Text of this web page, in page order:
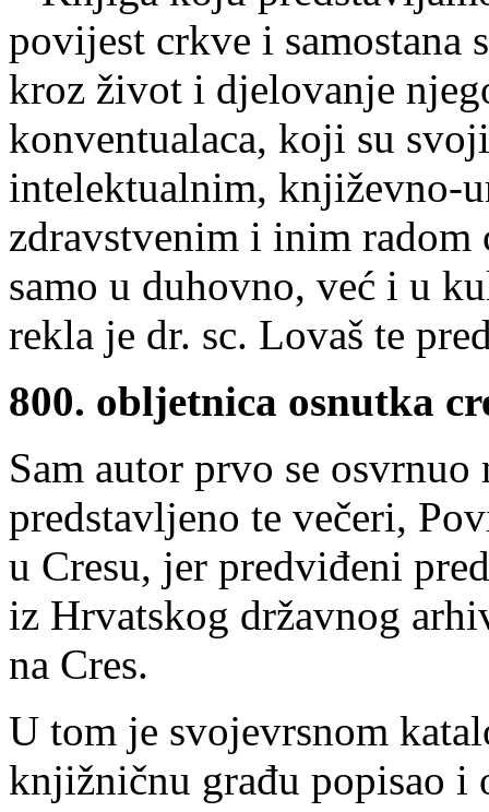
povijest crkve i samostana
kroz život i djelovanje
konventualaca, koji su
intelektualnim, književno-
zdravstvenim i inim radom
samo u duhovno, već i u
rekla je dr. sc. Lovaš te
800. obljetnica osnutka
Sam autor prvo se
predstavljeno te večeri,
u Cresu, jer predviđeni
iz Hrvatskog državnog
na Cres.
U tom je svojevrsnom
knjižničnu građu popisao i